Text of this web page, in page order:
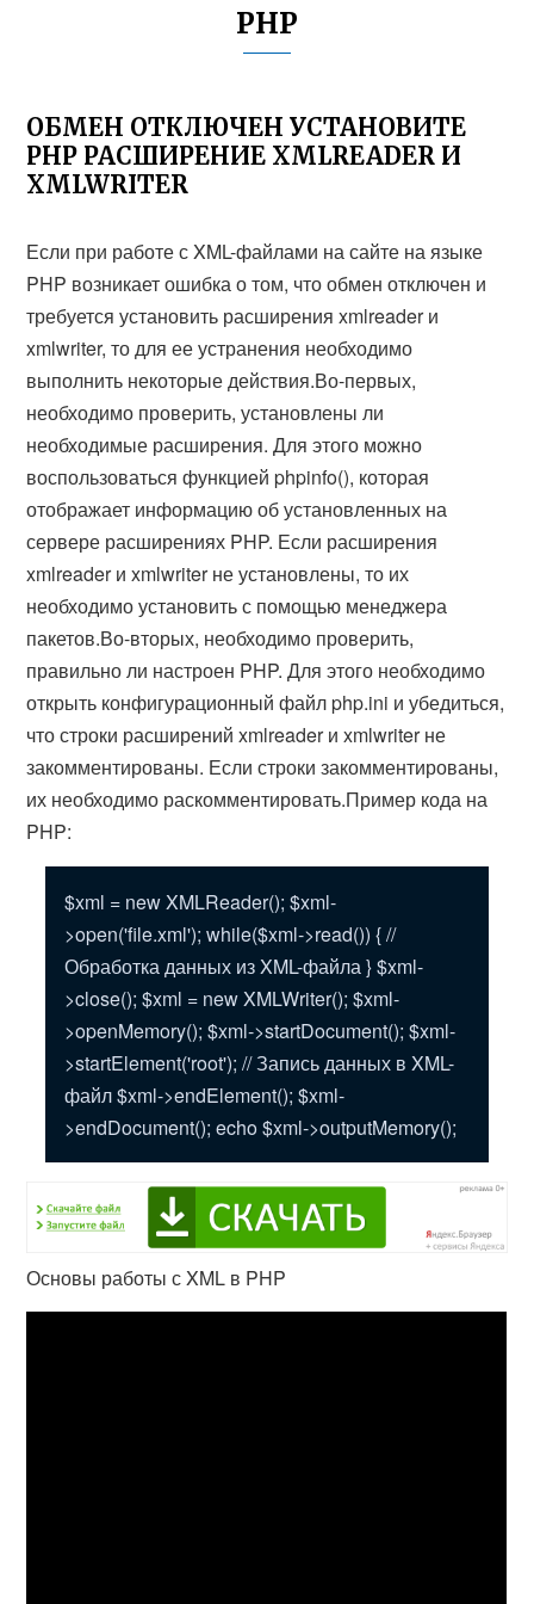
PHP
ОБМЕН ОТКЛЮЧЕН УСТАНОВИТЕ
PHP РАСШИРЕНИЕ XMLREADER И
XMLWRITER
Если при работе с XML-файлами на сайте на языке
PHP возникает ошибка о том, что обмен отключен и
требуется установить расширения xmlreader и
xmlwriter, то для ее устранения необходимо
выполнить некоторые действия.Во-первых,
необходимо проверить, установлены ли
необходимые расширения. Для этого можно
воспользоваться функцией phpinfo(), которая
отображает информацию об установленных на
сервере расширениях PHP. Если расширения
xmlreader и xmlwriter не установлены, то их
необходимо установить с помощью менеджера
пакетов.Во-вторых, необходимо проверить,
правильно ли настроен PHP. Для этого необходимо
открыть конфигурационный файл php.ini и убедиться,
что строки расширений xmlreader и xmlwriter не
закомментированы. Если строки закомментированы,
их необходимо раскомментировать.Пример кода на
PHP:
$xml = new XMLReader(); $xml-
>open('file.xml'); while($xml->read()) { //
Обработка данных из XML-файла } $xml-
>close(); $xml = new XMLWriter(); $xml-
>openMemory(); $xml->startDocument(); $xml-
>startElement('root'); // Запись данных в XML-
файл $xml->endElement(); $xml-
>endDocument(); echo $xml->outputMemory();
Основы работы с XML в PHP